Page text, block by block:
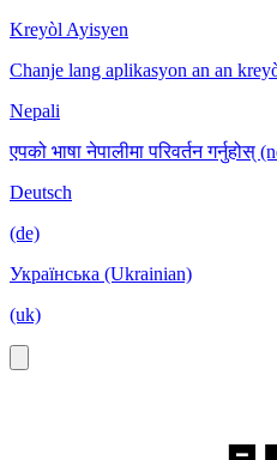
Kreyòl Ayisyen
Chanje lang aplikasyon an an
Nepali
एपको भाषा नेपालीमा परिवर्तन गर्नुहोस्
Deutsch
(de)
Українська (Ukrainian)
(uk)